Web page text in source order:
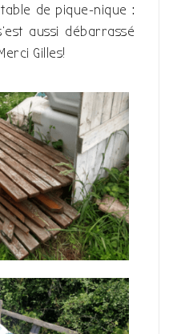
de pique-nique :
aussi débarrassé
Gilles!